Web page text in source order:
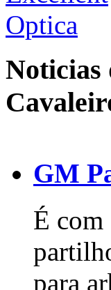
Noticias
GM
É com
para